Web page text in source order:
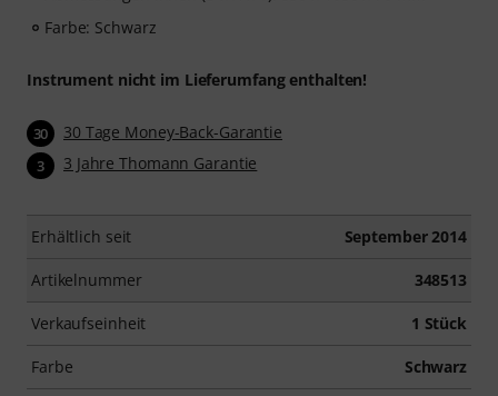
Farbe: Schwarz
Instrument nicht im Lieferumfang enthalten!
30 30 Tage Money-Back-Garantie
3 3 Jahre Thomann Garantie
Erhältlich seit September 2014
Artikelnummer 348513
Verkaufseinheit 1 Stück
Farbe Schwarz